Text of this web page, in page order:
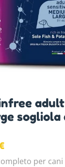
per